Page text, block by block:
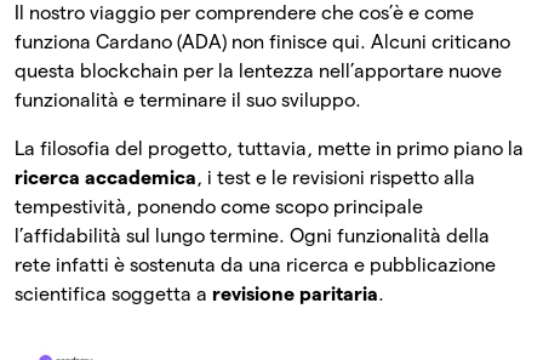
Il nostro viaggio per comprendere che cos’è e come
funziona Cardano (ADA) non finisce qui. Alcuni criticano
questa blockchain per la lentezza nell’apportare nuove
funzionalità e terminare il suo sviluppo.
La filosofia del progetto, tuttavia, mette in primo piano la
ricerca accademica, i test e le revisioni rispetto alla
tempestività, ponendo come scopo principale
l’affidabilità sul lungo termine. Ogni funzionalità della
rete infatti è sostenuta da una ricerca e pubblicazione
scientifica soggetta a revisione paritaria.